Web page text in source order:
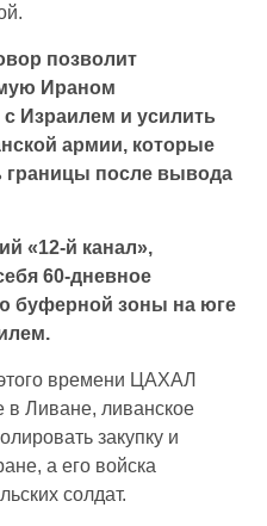
позволит
Ираном
Израилем и усилить
армии, которые
границы после вывода
«12-й канал»,
60-дневное
буферной зоны на юге
времени ЦАХАЛ
в Ливане, ливанское
закупку и
а его войска
солдат.